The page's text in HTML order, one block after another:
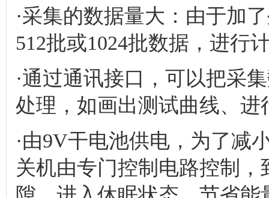
·采集的数据量大：由于加
512批或1024批数据，进行
·通过通讯接口，可以把采
处理，如画出测试曲线、
·由9V干电池供电，为了减
关机由专门控制电路控制